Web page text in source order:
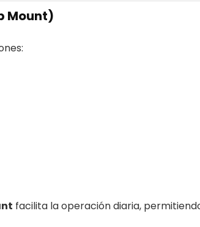
Mount)
facilita la operación diaria,